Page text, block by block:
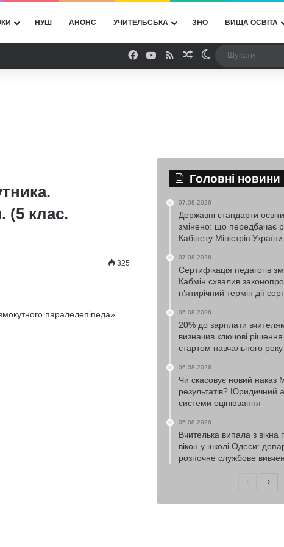
НУШ АНОНС УЧИТЕЛЬСЬКА ЗНО ВИЩА ОСВІТА
Facebook
YouTube
RSSВипадкова стаття
Switch skin
(5 клас.
325
паралелепіпеда».
Головні новини
07.08.2026
Державні стандарти
змінено: що передбачає
Кабінету Міністрів України
07.08.2026
Сертифікація педагогів
Кабмін схвалив
п’ятирічний термін дії
06.08.2026
20% до зарплати
визначив ключові
стартом навчального року
06.08.2026
Чи скасовує новий наказ
результатів? Юридичний
системи оцінювання
05.08.2026
Вчителька випала з вікна
вікон у школі Одеси:
розпочне службове
Попередня